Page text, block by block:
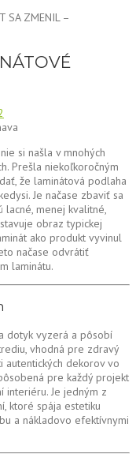
SA ZMENIL –
si našla v mnohých
Prešla niekoľkoročným
že laminátová podlaha
Je načase zbaviť sa
lacné, menej kvalitné,
obraz typickej
ako produkt vyvinul
načase odvrátiť
laminátu.
dotyk vyzerá a pôsobí
vhodná pre zdravý
autentických dekorov vo
pre každý projekt
interiéru. Je jedným z
ktoré spája estetiku
a nákladovo efektívnymi